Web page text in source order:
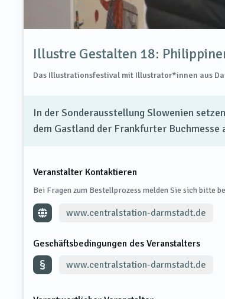
Illustre Gestalten 18:
Das Illustrationsfestival mit Illustrator*innen aus
In der Sonderausstellung Slowenien
dem Gastland der Frankfurter Buchmesse
Veranstalter Kontaktieren
Bei Fragen zum Bestellprozess melden Sie sich bitte
www.centralstation-darmstadt.de
Geschäftsbedingungen des Veranstalters
www.centralstation-darmstadt.de